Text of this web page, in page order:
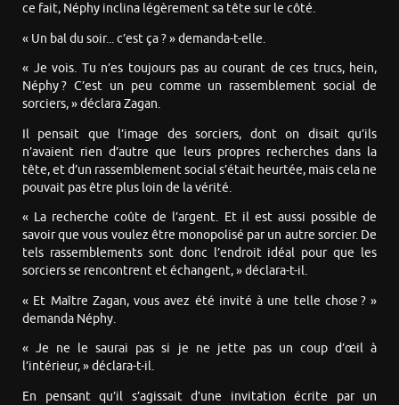
ce fait, Néphy inclina légèrement sa tête sur le côté.
« Un bal du soir... c’est ça ? » demanda-t-elle.
« Je vois. Tu n’es toujours pas au courant de ces trucs, hein,
Néphy ? C’est un peu comme un rassemblement social de
sorciers, » déclara Zagan.
Il pensait que l’image des sorciers, dont on disait qu’ils
n’avaient rien d’autre que leurs propres recherches dans la
tête, et d’un rassemblement social s’était heurtée, mais cela ne
pouvait pas être plus loin de la vérité.
« La recherche coûte de l’argent. Et il est aussi possible de
savoir que vous voulez être monopolisé par un autre sorcier. De
tels rassemblements sont donc l’endroit idéal pour que les
sorciers se rencontrent et échangent, » déclara-t-il.
« Et Maître Zagan, vous avez été invité à une telle chose ? »
demanda Néphy.
« Je ne le saurai pas si je ne jette pas un coup d’œil à
l’intérieur, » déclara-t-il.
En pensant qu’il s’agissait d’une invitation écrite par un